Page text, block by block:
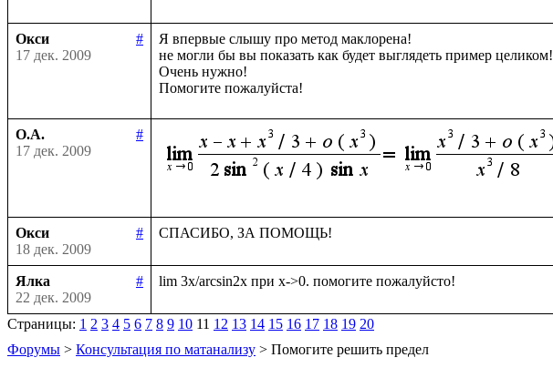
Окси
#
17 дек. 2009
Я впервые слышу про метод маклорена!
не могли бы вы показать как будет выглядеть пример целиком!
Очень нужно!
О.А.
#
17 дек. 2009
Окси
#
18 дек. 2009
Ялка
#
22 дек. 2009
Страницы: 1 2 3 4 5 6 7 8 9 10 11 12 13 14 15 16 17 18 19 20
Форумы > Консультация по матанализу > Помогите решить предел